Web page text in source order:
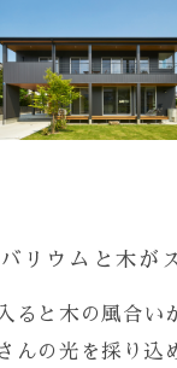
リウムと木が
ると木の風合い
んの光を採り込